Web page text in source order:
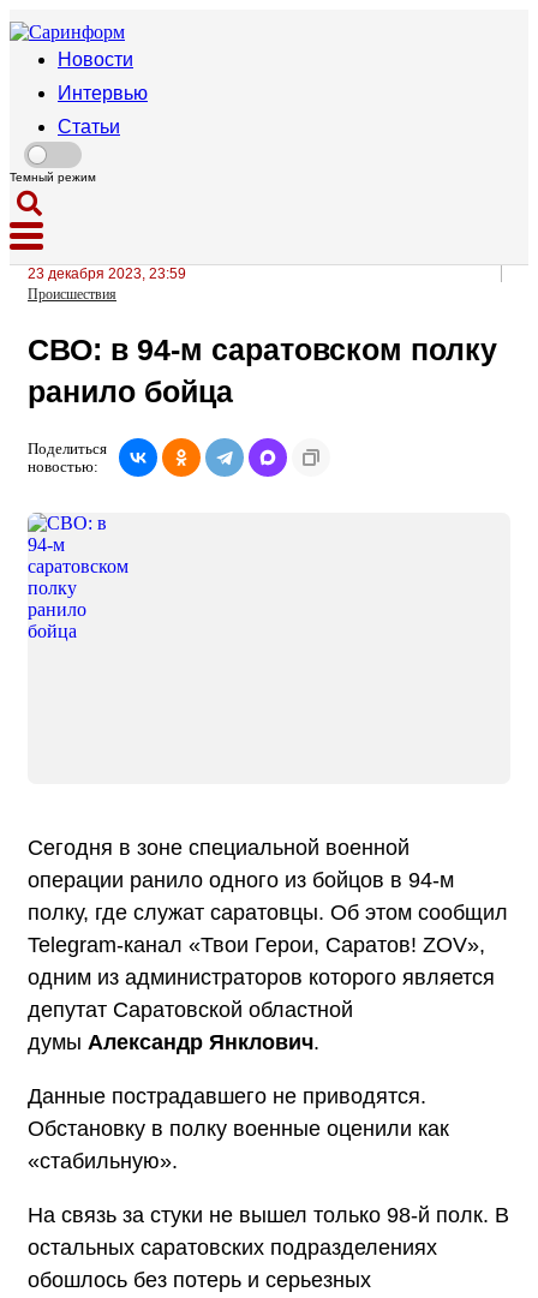
Новости
Интервью
Статьи
Темный режим
23 декабря 2023, 23:59
Происшествия
СВО: в 94-м саратовском полку
ранило бойца
Поделиться
новостью:
Сегодня в зоне специальной военной
операции ранило одного из бойцов в 94-м
полку, где служат саратовцы. Об этом сообщил
Telegram-канал «Твои Герои, Саратов! ZOV»,
одним из администраторов которого является
депутат Саратовской областной
думы Александр Янклович.
Данные пострадавшего не приводятся.
Обстановку в полку военные оценили как
«стабильную».
На связь за стуки не вышел только 98-й полк. В
остальных саратовских подразделениях
обошлось без потерь и серьезных